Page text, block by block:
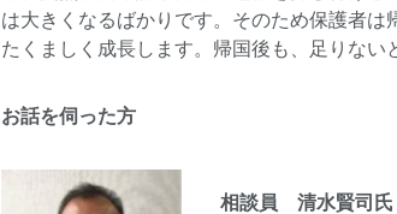
は大きくなるばかりです。そのため保護者
たくましく成長します。帰国後も、足りない
お話を伺った方
相談員 清水賢司氏